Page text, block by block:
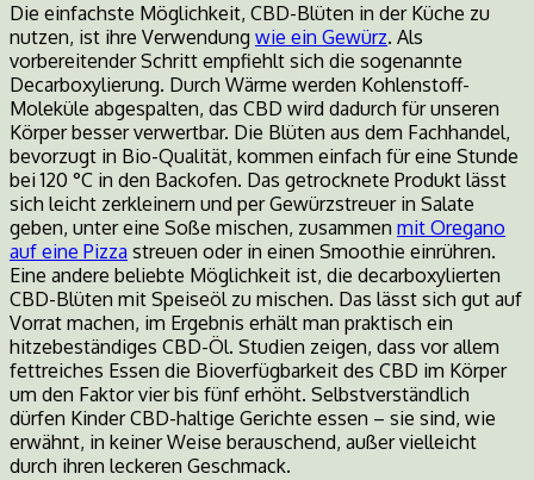
Die einfachste Möglichkeit, CBD-Blüten in der Küche zu
nutzen, ist ihre Verwendung wie ein Gewürz. Als
vorbereitender Schritt empfiehlt sich die sogenannte
Decarboxylierung. Durch Wärme werden Kohlenstoff-
Moleküle abgespalten, das CBD wird dadurch für unseren
Körper besser verwertbar. Die Blüten aus dem Fachhandel,
bevorzugt in Bio-Qualität, kommen einfach für eine Stunde
bei 120 °C in den Backofen. Das getrocknete Produkt lässt
sich leicht zerkleinern und per Gewürzstreuer in Salate
geben, unter eine Soße mischen, zusammen mit Oregano
auf eine Pizza streuen oder in einen Smoothie einrühren.
Eine andere beliebte Möglichkeit ist, die decarboxylierten
CBD-Blüten mit Speiseöl zu mischen. Das lässt sich gut auf
Vorrat machen, im Ergebnis erhält man praktisch ein
hitzebeständiges CBD-Öl. Studien zeigen, dass vor allem
fettreiches Essen die Bioverfügbarkeit des CBD im Körper
um den Faktor vier bis fünf erhöht. Selbstverständlich
dürfen Kinder CBD-haltige Gerichte essen – sie sind, wie
erwähnt, in keiner Weise berauschend, außer vielleicht
durch ihren leckeren Geschmack.